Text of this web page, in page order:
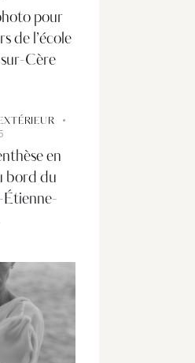
pour
de l’école
Cère
en
bord du
Étienne-